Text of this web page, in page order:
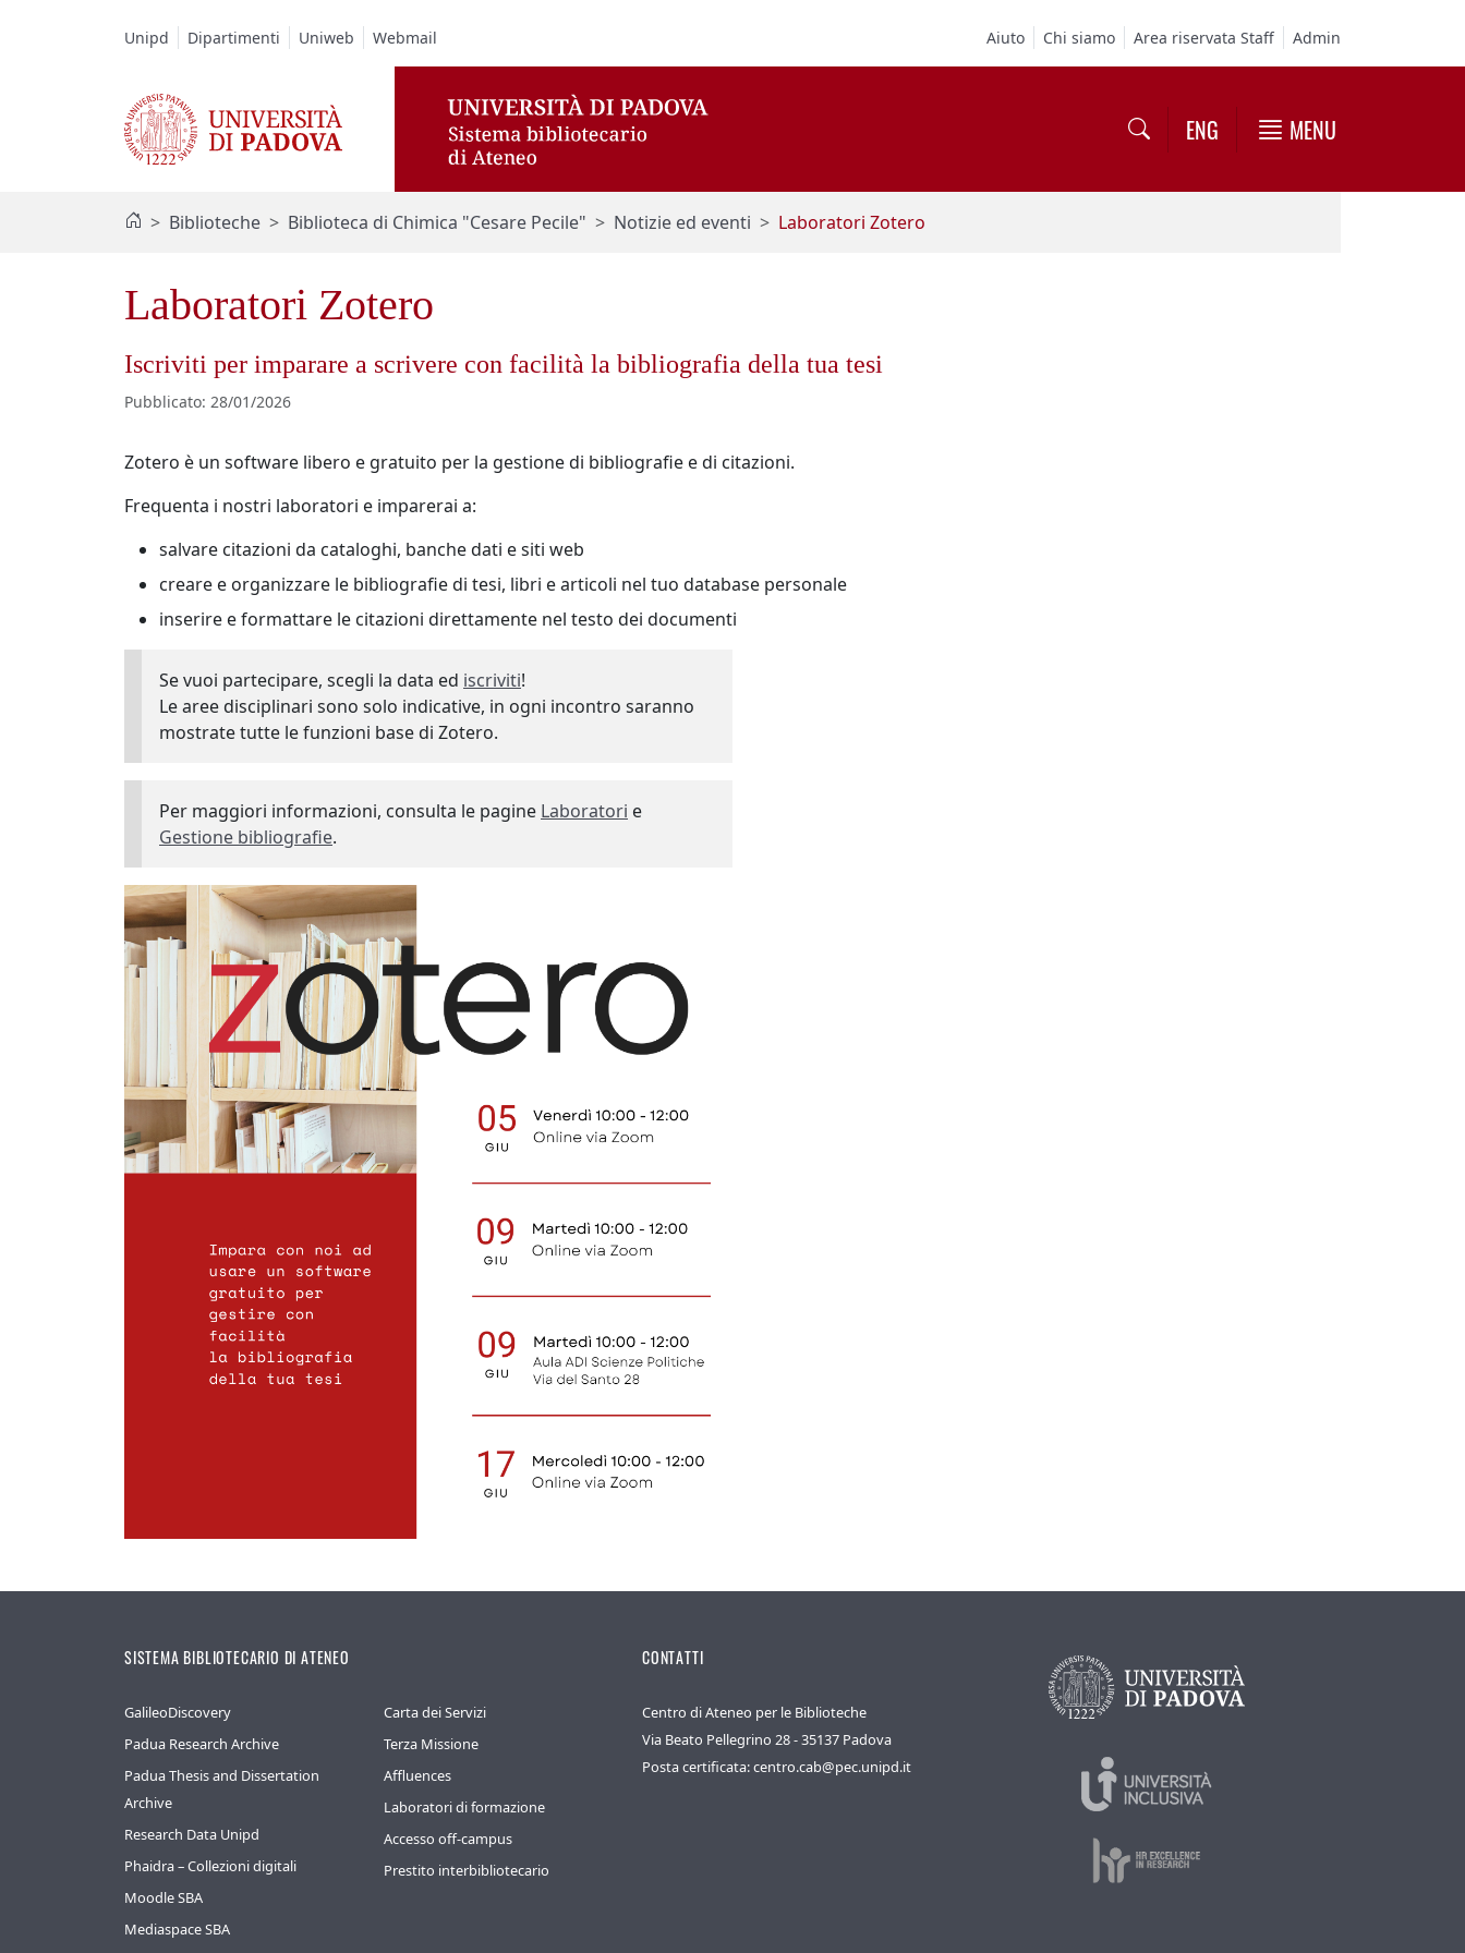
Unipd Dipartimenti Uniweb Webmail Aiuto Chi siamo Area riservata Staff Admin
ENG MENU
Biblioteche Biblioteca di Chimica "Cesare Pecile" Notizie ed eventi Laboratori Zotero
Laboratori Zotero
Iscriviti per imparare a scrivere con facilità la bibliografia della tua tesi
Pubblicato: 28/01/2026
Zotero è un software libero e gratuito per la gestione di bibliografie e di citazioni.
Frequenta i nostri laboratori e imparerai a:
salvare citazioni da cataloghi, banche dati e siti web
creare e organizzare le bibliografie di tesi, libri e articoli nel tuo database personale
inserire e formattare le citazioni direttamente nel testo dei documenti
Se vuoi partecipare, scegli la data ed iscriviti!
Le aree disciplinari sono solo indicative, in ogni incontro saranno
mostrate tutte le funzioni base di Zotero.
Per maggiori informazioni, consulta le pagine Laboratori e
Gestione bibliografie.
SISTEMA BIBLIOTECARIO DI ATENEO
GalileoDiscovery
Padua Research Archive
Padua Thesis and Dissertation
Archive
Research Data Unipd
Phaidra – Collezioni digitali
Moodle SBA
Mediaspace SBA
Carta dei Servizi
Terza Missione
Affluences
Laboratori di formazione
Accesso off-campus
Prestito interbibliotecario
CONTATTI
Centro di Ateneo per le Biblioteche
Via Beato Pellegrino 28 - 35137 Padova
Posta certificata: centro.cab@pec.unipd.it